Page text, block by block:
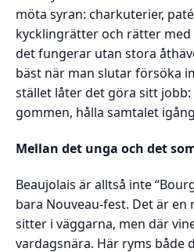
möta syran: charkuterier,
kycklingrätter och rätter
det fungerar utan stora
bäst när man slutar försöka
stället låter det göra sitt
gommen, hålla samtalet
Mellan det unga och det
Beaujolais är alltså inte
bara Nouveau-fest. Det är
sitter i väggarna, men där
vardagsnära. Här ryms både